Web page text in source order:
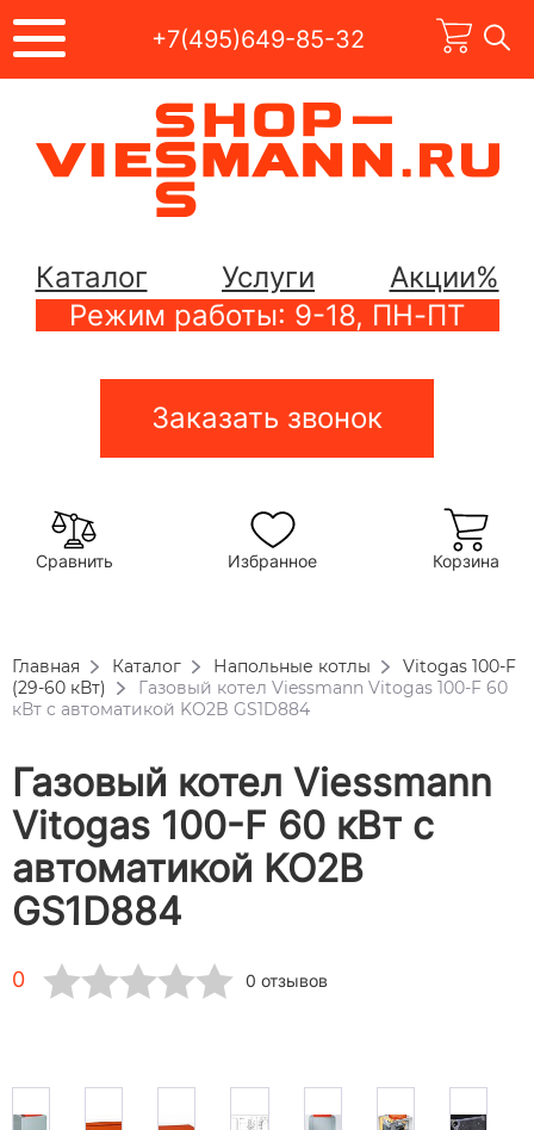
+7(495)649-85-32
Каталог Услуги
Акции%
Режим работы: 9-18, ПН-ПТ
Заказать звонок
Сравнить Избранное Корзина
Главная Каталог Напольные котлы
Vitogas 100-F
(29-60 кВт)
Газовый котел Viessmann Vitogas 100-F 60
кВт c автоматикой KO2B GS1D884
Газовый котел Viessmann
Vitogas 100-F 60 кВт c
автоматикой KO2B
GS1D884
0 0 отзывов